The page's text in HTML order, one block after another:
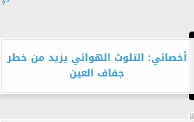
أخصائي: التلوث الهوائي يزيد من خطر
جفاف العين